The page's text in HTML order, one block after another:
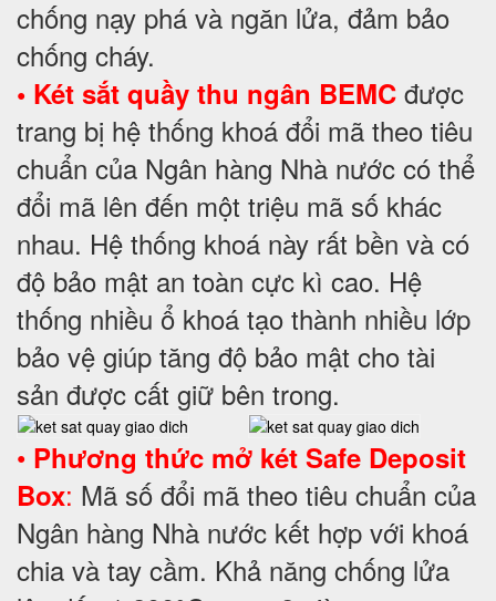
chống nạy phá và ngăn lửa, đảm bảo
chống cháy.
• Két sắt quầy thu ngân BEMC được
trang bị hệ thống khoá đổi mã theo tiêu
chuẩn của Ngân hàng Nhà nước có thể
đổi mã lên đến một triệu mã số khác
nhau. Hệ thống khoá này rất bền và có
độ bảo mật an toàn cực kì cao. Hệ
thống nhiều ổ khoá tạo thành nhiều lớp
bảo vệ giúp tăng độ bảo mật cho tài
sản được cất giữ bên trong.
• Phương thức mở két Safe Deposit
Box: Mã số đổi mã theo tiêu chuẩn của
Ngân hàng Nhà nước kết hợp với khoá
chia và tay cầm. Khả năng chống lửa